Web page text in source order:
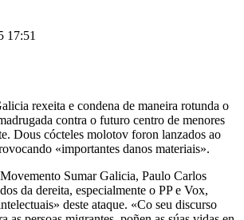
17:51
rexeita e condena de maneira rotunda o
contra o futuro centro de menores
Dous cócteles molotov foron lanzados ao
«importantes danos materiais».
Sumar Galicia, Paulo Carlos
da dereita, especialmente o PP e Vox,
deste ataque. «Co seu discurso